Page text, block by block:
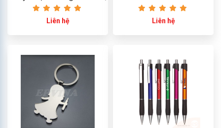
không in
Liên hệ Liên hệ